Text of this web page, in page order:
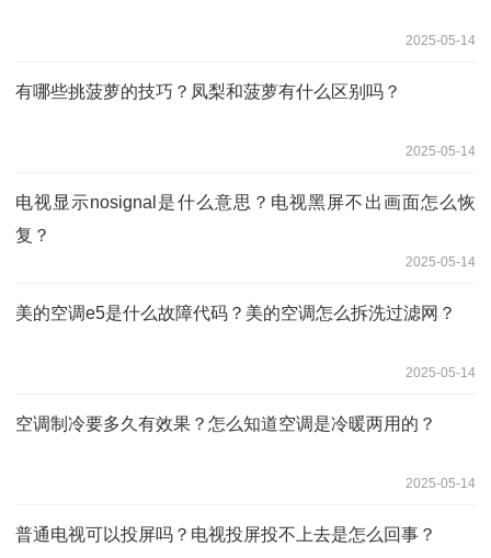
2025-05-14
有哪些挑菠萝的技巧？凤梨和菠萝有什么区别吗？
2025-05-14
电视显示nosignal是什么意思？电视黑屏不出画面怎么恢
复？
2025-05-14
美的空调e5是什么故障代码？美的空调怎么拆洗过滤网？
2025-05-14
空调制冷要多久有效果？怎么知道空调是冷暖两用的？
2025-05-14
普通电视可以投屏吗？电视投屏投不上去是怎么回事？